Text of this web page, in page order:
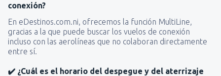
conexión?
En eDestinos.com.ni, ofrecemos la función MultiLine,
gracias a la que puede buscar los vuelos de conexión
incluso con las aerolíneas que no colaboran directamente
entre sí.
✔️ ¿Cuál es el horario del despegue y del aterrizaje